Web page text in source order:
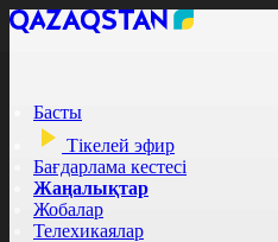
Басты
Тікелей эфир
Бағдарлама кестесі
Жаңалықтар
Жобалар
Телехикаялар